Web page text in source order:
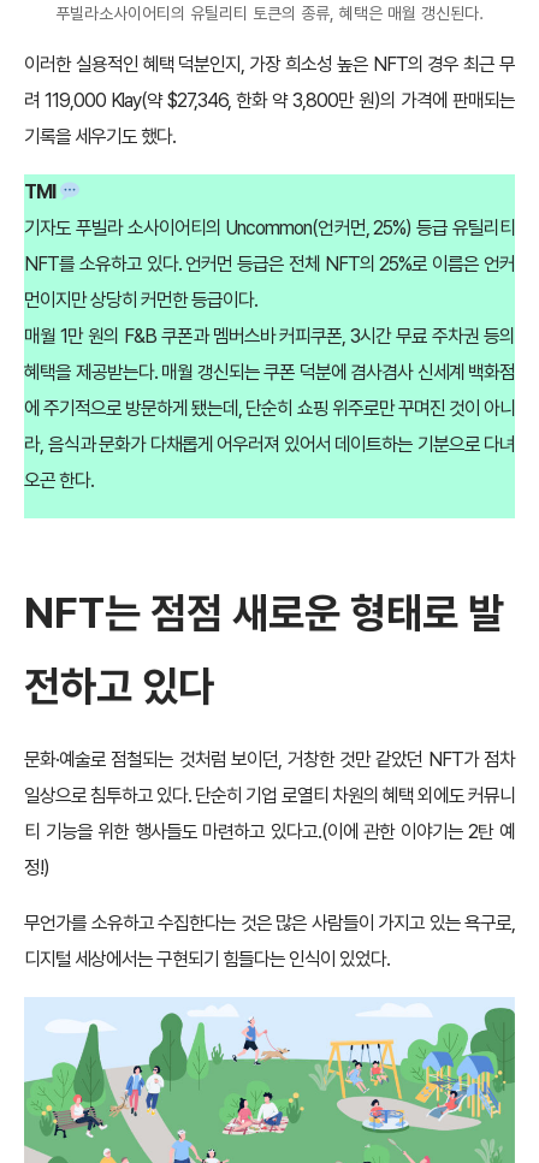
푸빌라소사이어티의 유틸리티 토큰의 종류, 혜택은 매월 갱신된다.
이러한 실용적인 혜택 덕분인지, 가장 희소성 높은 NFT의 경우 최근 무
려 119,000 Klay(약 $27,346, 한화 약 3,800만 원)의 가격에 판매되는
기록을 세우기도 했다.
TMI
기자도 푸빌라 소사이어티의 Uncommon(언커먼, 25%) 등급 유틸리티
NFT를 소유하고 있다. 언커먼 등급은 전체 NFT의 25%로 이름은 언커
먼이지만 상당히 커먼한 등급이다.
매월 1만 원의 F&B 쿠폰과 멤버스바 커피쿠폰, 3시간 무료 주차권 등의
혜택을 제공받는다. 매월 갱신되는 쿠폰 덕분에 겸사겸사 신세계 백화점
에 주기적으로 방문하게 됐는데, 단순히 쇼핑 위주로만 꾸며진 것이 아니
라, 음식과 문화가 다채롭게 어우러져 있어서 데이트하는 기분으로 다녀
오곤 한다.
NFT는 점점 새로운 형태로 발
전하고 있다
문화·예술로 점철되는 것처럼 보이던, 거창한 것만 같았던 NFT가 점차
일상으로 침투하고 있다. 단순히 기업 로열티 차원의 혜택 외에도 커뮤니
티 기능을 위한 행사들도 마련하고 있다고.(이에 관한 이야기는 2탄 예
정!)
무언가를 소유하고 수집한다는 것은 많은 사람들이 가지고 있는 욕구로,
디지털 세상에서는 구현되기 힘들다는 인식이 있었다.